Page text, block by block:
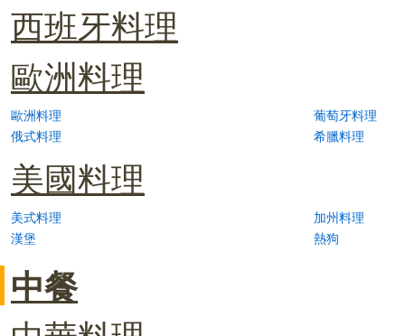
西班牙料理
歐洲料理
歐洲料理
葡萄牙料理
俄式料理
希臘料理
美國料理
美式料理
加州料理
漢堡
熱狗
中餐